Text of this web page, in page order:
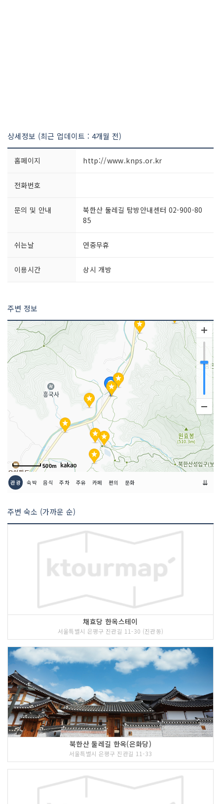
상세정보 (최근 업데이트 : 4개월 전)
홈페이지 http://www.knps.or.kr
전화번호
문의 및 안내
북한산 둘레길 탐방안내센터 02-900-80
85
쉬는날 연중무휴
이용시간 상시 개방
주변 정보
500m
관광 숙박 음식 주차 주유 카페 편의 문화 ⇊
주변 숙소 (가까운 순)
채효당 한옥스테이
서울특별시 은평구 진관길 11-30 (진관동)
북한산 둘레길 한옥(은화당)
서울특별시 은평구 진관길 11-33